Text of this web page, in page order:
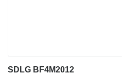
SDLG BF4M2012